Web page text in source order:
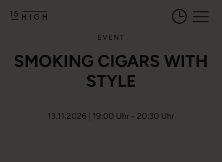
Öffnungszeiten
EVENT
SMOKING CIGARS WITH
STYLE
13.11.2026 | 19:00 Uhr - 20:30 Uhr